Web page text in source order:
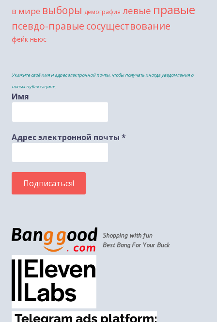
в мире выборы демография левые правые
псевдо-правые сосуществование
фейк ньюс
Укажите своё имя и адрес электронной почты, чтобы получать иногда уведомления о
новых публикациях.
Имя
Адрес электронной почты *